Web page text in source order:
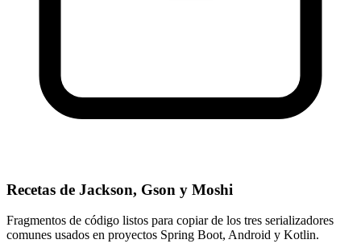
Recetas de Jackson, Gson y Moshi
Fragmentos de código listos para copiar de los tres serializadores
comunes usados en proyectos Spring Boot, Android y Kotlin.